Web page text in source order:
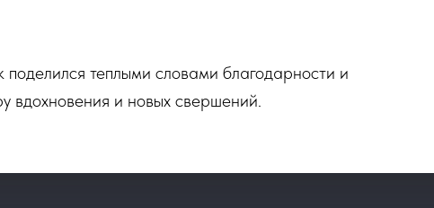
теплыми словами благодарности и
вдохновения и новых свершений.